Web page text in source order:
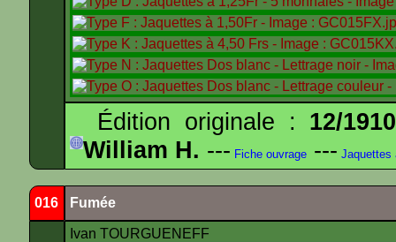
Édition originale : 12/1910
William H. --- Fiche ouvrage --- Jaquettes
016 Fumée
Ivan TOURGUENEFF